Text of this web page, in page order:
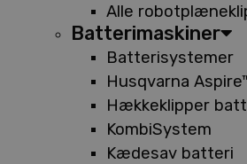
Alle
Batterimaskiner
Batterisystemer
Husqvarna
Hækkeklipper
KombiSystem
Kædesav batteri